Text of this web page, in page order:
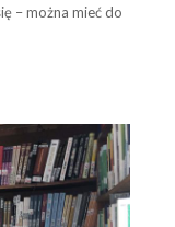
– można mieć do